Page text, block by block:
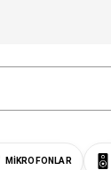
MIKROFONLAR